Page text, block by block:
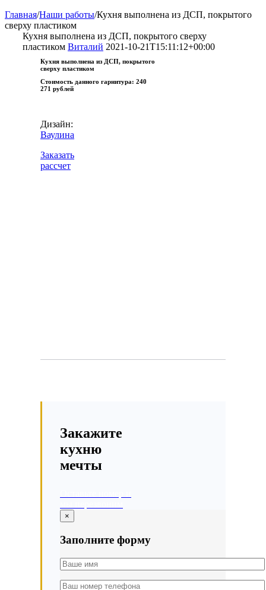
Главная/Наши работы/Кухня выполнена из ДСП, покрытого
сверху пластиком
Кухня выполнена из ДСП, покрытого сверху
пластиком Виталий 2021-10-21T15:11:12+00:00
Кухня выполнена из ДСП, покрытого
сверху пластиком
Стоимость данного гарнитура: 240
271 рублей
Дизайн:
Ваулина
Заказать
рассчет
Закажите
кухню
мечты
×
Заполните форму